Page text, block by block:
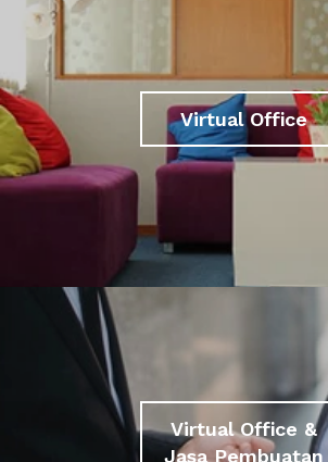
Virtual Office
Virtual Office &
Jasa Pembuatan